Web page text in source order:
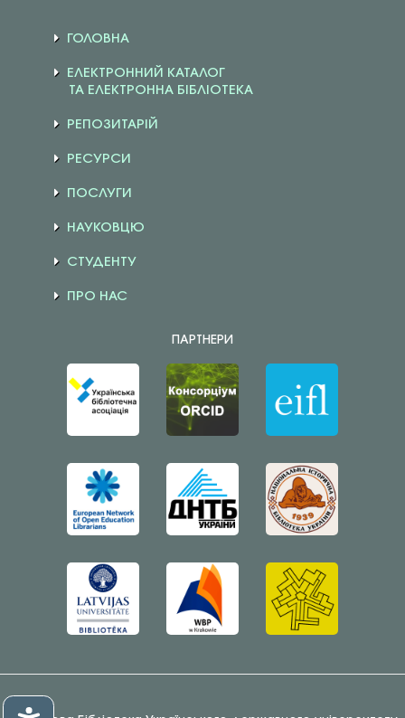
ГОЛОВНА
ЕЛЕКТРОННИЙ КАТАЛОГ
ТА ЕЛЕКТРОННА БІБЛІОТЕКА
РЕПОЗИТАРІЙ
РЕСУРСИ
ПОСЛУГИ
НАУКОВЦЮ
СТУДЕНТУ
ПРО НАС
ПАРТНЕРИ